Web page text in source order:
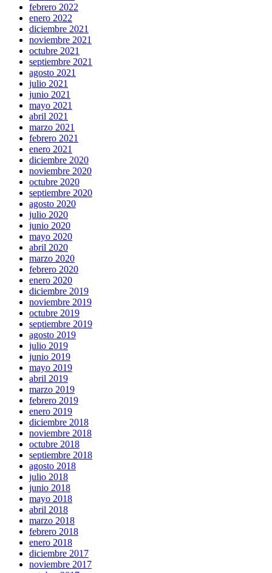
febrero 2022
enero 2022
diciembre 2021
noviembre 2021
octubre 2021
septiembre 2021
agosto 2021
julio 2021
junio 2021
mayo 2021
abril 2021
marzo 2021
febrero 2021
enero 2021
diciembre 2020
noviembre 2020
octubre 2020
septiembre 2020
agosto 2020
julio 2020
junio 2020
mayo 2020
abril 2020
marzo 2020
febrero 2020
enero 2020
diciembre 2019
noviembre 2019
octubre 2019
septiembre 2019
agosto 2019
julio 2019
junio 2019
mayo 2019
abril 2019
marzo 2019
febrero 2019
enero 2019
diciembre 2018
noviembre 2018
octubre 2018
septiembre 2018
agosto 2018
julio 2018
junio 2018
mayo 2018
abril 2018
marzo 2018
febrero 2018
enero 2018
diciembre 2017
noviembre 2017